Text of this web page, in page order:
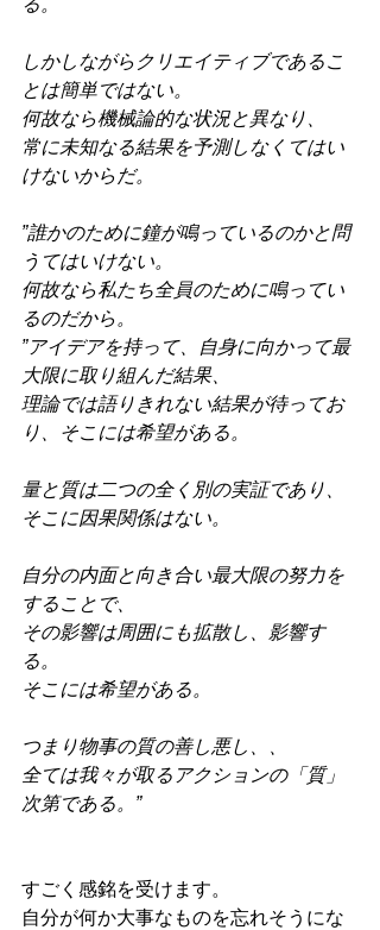
る。
しかしながらクリエイティブであるこ
とは簡単ではない。
何故なら機械論的な状況と異なり、
常に未知なる結果を予測しなくてはい
けないからだ。
”誰かのために鐘が鳴っているのかと問
うてはいけない。
何故なら私たち全員のために鳴ってい
るのだから。
”アイデアを持って、自身に向かって最
大限に取り組んだ結果、
理論では語りきれない結果が待ってお
り、そこには希望がある。
量と質は二つの全く別の実証であり、
そこに因果関係はない。
自分の内面と向き合い最大限の努力を
することで、
その影響は周囲にも拡散し、影響す
る。
そこには希望がある。
つまり物事の質の善し悪し、、
全ては我々が取るアクションの「質」
次第である。”
すごく感銘を受けます。
自分が何か大事なものを忘れそうにな